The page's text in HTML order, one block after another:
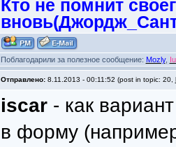
Кто не помнит
Поблагодарили за полезное сообщение: Mozly,
Отправлено: 8.11.2013 - 00:11:52 (post in topic: 20,
iscar- как
в форму